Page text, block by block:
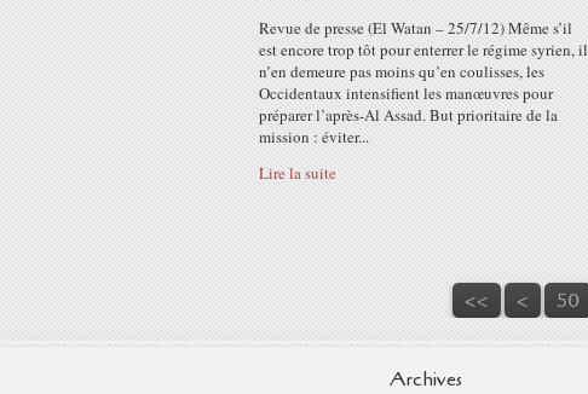
Revue de presse (El Watan – 25/7/12) Même s’il
est encore trop tôt pour enterrer le régime syrien, il
n’en demeure pas moins qu’en coulisses, les
Occidentaux intensifient les manœuvres pour
préparer l’après-Al Assad. But prioritaire de la
mission : éviter...
Lire la suite
<< < 10
20
30
40
50
Archives